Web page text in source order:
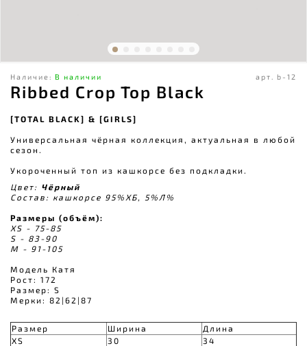
арт. b-12
Наличие: В наличии
Ribbed Crop Top Black
[TOTAL BLACK] & [GIRLS]
Универсальная чёрная коллекция , актуальная в любой
сезон.
Укороченный топ из кашкорсе без подкладки.
Цвет: Чёрный
Состав: кашкорсе 95%ХБ, 5%Л%
Размеры (объём):
XS - 75-85
S - 83-90
M - 91-105
Модель Катя
Рост: 172
Размер: S
Мерки: 82|62|87
Размер Ширина
Длина
XS
30
34